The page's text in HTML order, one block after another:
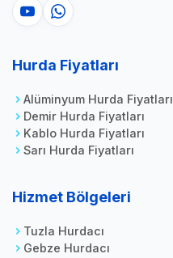
Hurda Fiyatları
Alüminyum Hurda Fiyatları
Demir Hurda Fiyatları
Kablo Hurda Fiyatları
Sarı Hurda Fiyatları
Hizmet Bölgeleri
Tuzla Hurdacı
Gebze Hurdacı